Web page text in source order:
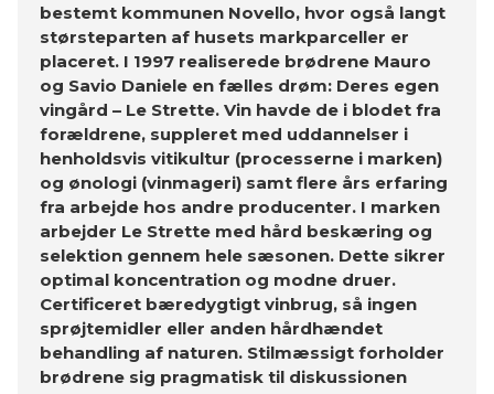
bestemt kommunen Novello, hvor også langt
størsteparten af husets markparceller er
placeret. I 1997 realiserede brødrene Mauro
og Savio Daniele en fælles drøm: Deres egen
vingård – Le Strette. Vin havde de i blodet fra
forældrene, suppleret med uddannelser i
henholdsvis vitikultur (processerne i marken)
og ønologi (vinmageri) samt flere års erfaring
fra arbejde hos andre producenter. I marken
arbejder Le Strette med hård beskæring og
selektion gennem hele sæsonen. Dette sikrer
optimal koncentration og modne druer.
Certificeret bæredygtigt vinbrug, så ingen
sprøjtemidler eller anden hårdhændet
behandling af naturen. Stilmæssigt forholder
brødrene sig pragmatisk til diskussionen